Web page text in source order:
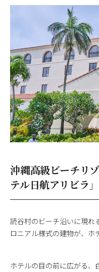
沖縄高級ビーチリ
テル日航アリビラ」
読谷村のビーチ沿いに現れ
ロニアル様式の建物が、ホ
ホテルの目の前に広がる、